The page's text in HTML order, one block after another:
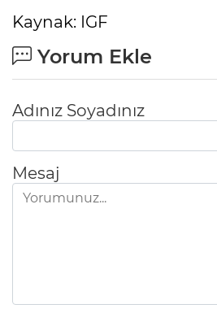
Kaynak: IGF
Yorum Ekle
Adınız Soyadınız
Mesaj